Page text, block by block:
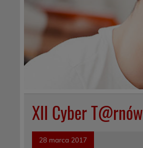
XII Cyber T@rnów
28 marca 2017